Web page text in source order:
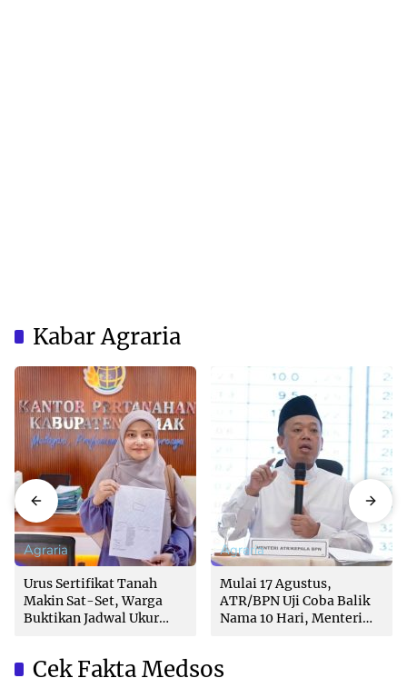
Kabar Agraria
Agraria
Urus Sertifikat Tanah
Makin Sat-Set, Warga
Buktikan Jadwal Ukur
Agraria
Mulai 17 Agustus,
ATR/BPN Uji Coba Balik
Nama 10 Hari, Menteri
Cek Fakta Medsos